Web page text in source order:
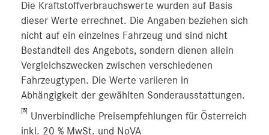
Die Kraftstoffverbrauchswerte wurden auf Basis
dieser Werte errechnet. Die Angaben beziehen sich
nicht auf ein einzelnes Fahrzeug und sind nicht
Bestandteil des Angebots, sondern dienen allein
Vergleichszwecken zwischen verschiedenen
Fahrzeugtypen. Die Werte variieren in
Abhängigkeit der gewählten Sonderausstattungen.
[5]
Unverbindliche Preisempfehlungen für Österreich
inkl. 20 % MwSt. und NoVA